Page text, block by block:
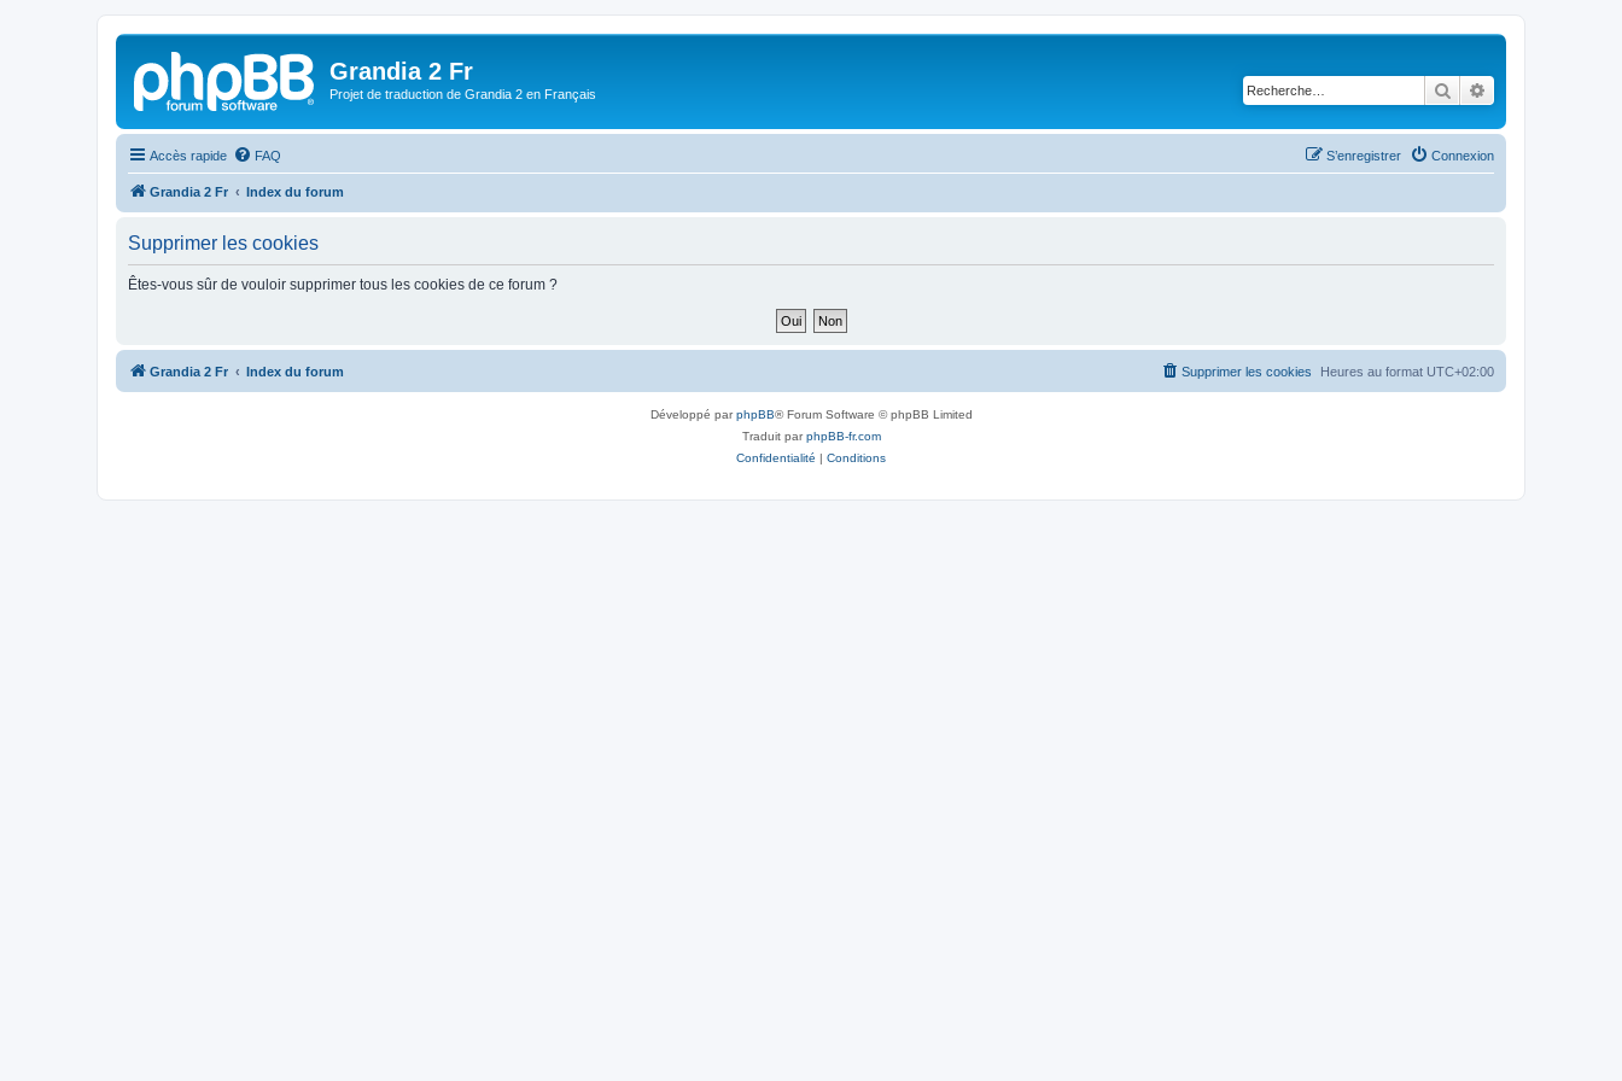
Grandia 2 Fr
Projet de traduction de Grandia 2 en Français Rechercher
Accès rapide FAQ Connexion
S’enregistrer
Grandia 2 Fr Index du forum
Supprimer les cookies
Êtes-vous sûr de vouloir supprimer tous les cookies de ce forum ?
Grandia 2 Fr Index du forum Heures au format UTC+02:00
Supprimer les cookies
Développé parphpBB® Forum Software © phpBB Limited
Traduit parphpBB-fr.com
Confidentialité | Conditions